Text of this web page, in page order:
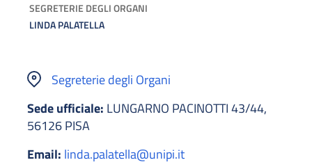
SEGRETERIE DEGLI ORGANI
LINDA PALATELLA
Segreterie degli Organi
Sede ufficiale: LUNGARNO PACINOTTI 43/44,
56126 PISA
Email: linda.palatella@unipi.it